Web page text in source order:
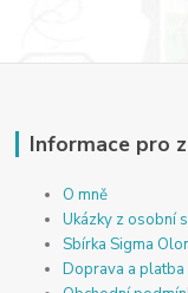
Informace pro
O mně
Ukázky z osobní
Sbírka Sigma
Doprava a platba